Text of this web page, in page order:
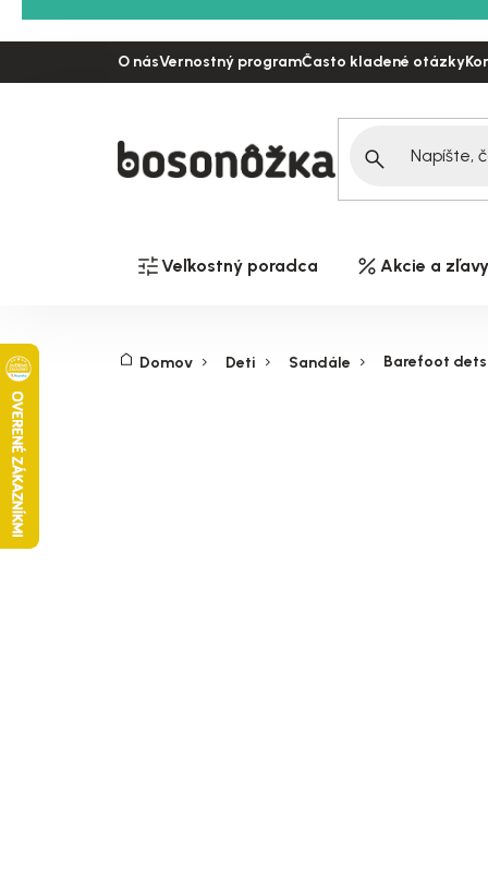
na
O násVernostný programČasto kladené otázky
Veľkostný poradca Akcie a zľavy
Domov Deti Sandále Barefoot